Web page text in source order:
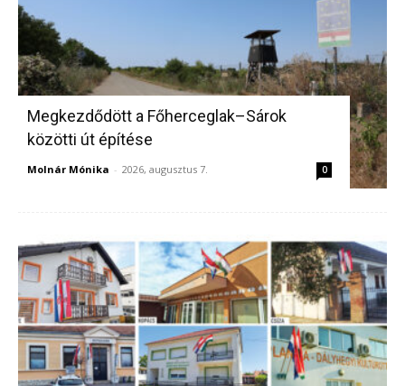
Megkezdődött a Főherceglak–Sárok
közötti út építése
Molnár Mónika - 2026, augusztus 7. 0